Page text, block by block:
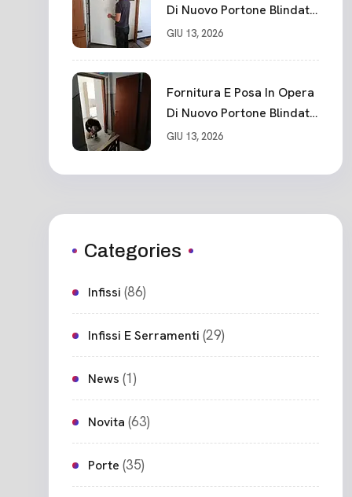
Di Nuovo Portone Blindato
Classe 3 Sicurezza
GIU 13, 2026
Fornitura E Posa In Opera
Di Nuovo Portone Blindato
Ceparana
GIU 13, 2026
Categories
Infissi (86)
Infissi E Serramenti (29)
News (1)
Novita (63)
Porte (35)